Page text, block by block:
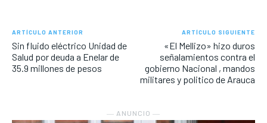
ARTÍCULO ANTERIOR
Sin fluido eléctrico Unidad de
Salud por deuda a Enelar de
35.9 millones de pesos
ARTÍCULO SIGUIENTE
«El Mellizo» hizo duros
señalamientos contra el
gobierno Nacional , mandos
militares y politico de Arauca
― ANUNCIO ―